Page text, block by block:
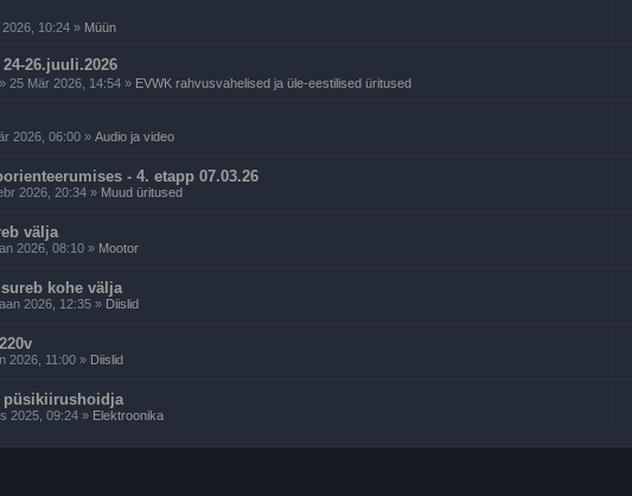
10:24 » Müün
26.juuli.2026
» 25 Mär 2026, 14:54 » EVWK rahvusvahelised ja üle-eestilised üritused
2026, 06:00 » Audio ja video
- 4. etapp 07.03.26
2026, 20:34 » Muud üritused
välja
2026, 08:10 » Mootor
kohe välja
2026, 12:35 » Diislid
2026, 11:00 » Diislid
püsikiirushoidja
2025, 09:24 » Elektroonika